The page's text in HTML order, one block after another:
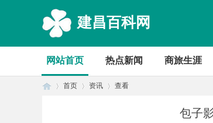
建昌百科网
网站首页 热点新闻 商旅生涯
首页 资讯 查看
包子